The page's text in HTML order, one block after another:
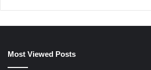
Most Viewed Posts